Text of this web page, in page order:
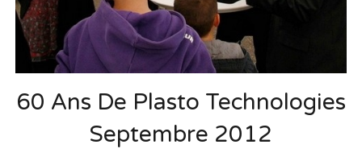
60 Ans De Plasto Technologies
Septembre 2012